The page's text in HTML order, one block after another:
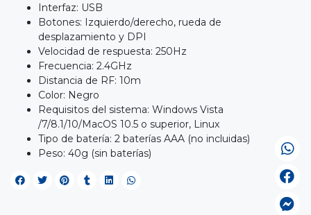
Interfaz: USB
Botones: Izquierdo/derecho, rueda de
desplazamiento y DPI
Velocidad de respuesta: 250Hz
Frecuencia: 2.4GHz
Distancia de RF: 10m
Color: Negro
Requisitos del sistema: Windows Vista
/7/8.1/10/MacOS 10.5 o superior, Linux
Tipo de batería: 2 baterías AAA (no incluidas)
Peso: 40g (sin baterías)